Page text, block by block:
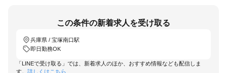
この条件の新着求人を受け取る
兵庫県 / 宝塚南口駅
即日勤務OK
「LINEで受け取る」では、新着求人のほか、おすすめ情報なども配信しま
す。 詳しくはこちら